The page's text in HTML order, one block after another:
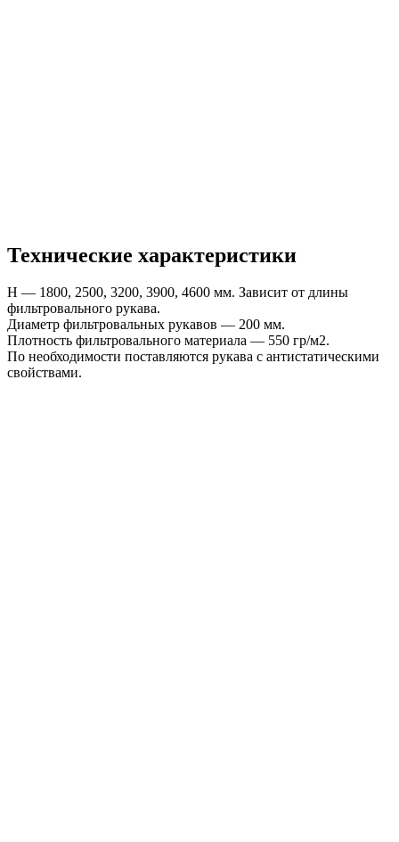
Технические характеристики
Н — 1800, 2500, 3200, 3900, 4600 мм. Зависит от длины
фильтровального рукава.
Диаметр фильтровальных рукавов — 200 мм.
Плотность фильтровального материала — 550 гр/м2.
По необходимости поставляются рукава с антистатическими
свойствами.